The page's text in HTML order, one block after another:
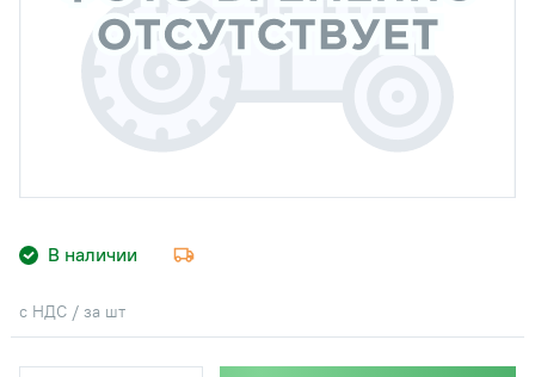
В наличии
с НДС / за шт